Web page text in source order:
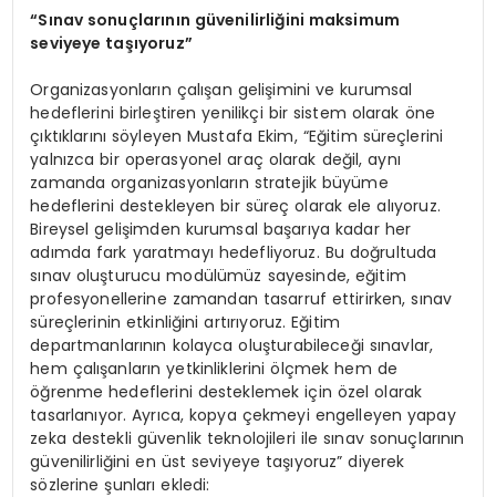
“Sınav sonuçlarının güvenilirliğini maksimum
seviyeye taşıyoruz”
Organizasyonların çalışan gelişimini ve kurumsal
hedeflerini birleştiren yenilikçi bir sistem olarak öne
çıktıklarını söyleyen Mustafa Ekim, “Eğitim süreçlerini
yalnızca bir operasyonel araç olarak değil, aynı
zamanda organizasyonların stratejik büyüme
hedeflerini destekleyen bir süreç olarak ele alıyoruz.
Bireysel gelişimden kurumsal başarıya kadar her
adımda fark yaratmayı hedefliyoruz. Bu doğrultuda
sınav oluşturucu modülümüz sayesinde, eğitim
profesyonellerine zamandan tasarruf ettirirken, sınav
süreçlerinin etkinliğini artırıyoruz. Eğitim
departmanlarının kolayca oluşturabileceği sınavlar,
hem çalışanların yetkinliklerini ölçmek hem de
öğrenme hedeflerini desteklemek için özel olarak
tasarlanıyor. Ayrıca, kopya çekmeyi engelleyen yapay
zeka destekli güvenlik teknolojileri ile sınav sonuçlarının
güvenilirliğini en üst seviyeye taşıyoruz” diyerek
sözlerine şunları ekledi: